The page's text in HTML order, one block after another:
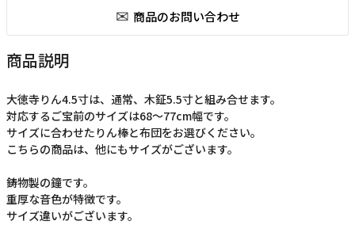
商品説明
大徳寺りん4.5寸は、通常、木鉦5.5寸と組み合せます。
対応するご宝前のサイズは68～77cm幅です。
サイズに合わせたりん棒と布団をお選びください。
こちらの商品は、他にもサイズがございます。
鋳物製の鐘です。
重厚な音色が特徴です。
サイズ違いがございます。